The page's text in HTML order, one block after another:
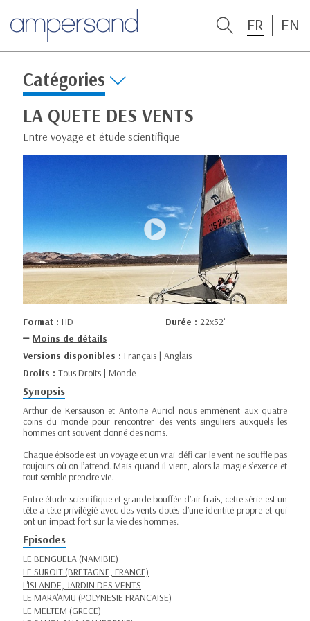
FR EN
Catégories
LA QUETE DES VENTS
Entre voyage et étude scientifique
Format : HD Durée : 22x52’
Moins de détails
Versions disponibles : Français | Anglais
Droits : Tous Droits | Monde
Synopsis
Arthur de Kersauson et Antoine Auriol nous emmènent aux quatre
coins du monde pour rencontrer des vents singuliers auxquels les
hommes ont souvent donné des noms.
Chaque épisode est un voyage et un vrai défi car le vent ne souffle pas
toujours où on l’attend. Mais quand il vient, alors la magie s’exerce et
tout semble prendre vie.
Entre étude scientifique et grande bouffée d’air frais, cette série est un
tête-à-tête privilégié avec des vents dotés d’une identité propre et qui
ont un impact fort sur la vie des hommes.
Episodes
LE BENGUELA (NAMIBIE)
LE SUROIT (BRETAGNE, FRANCE)
L'ISLANDE, JARDIN DES VENTS
LE MARA'AMU (POLYNESIE FRANCAISE)
LE MELTEM (GRECE)